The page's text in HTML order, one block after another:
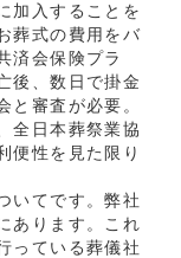
加入することを
葬式の費用をバ
済会保険プラ
後、数日で掛金
と審査が必要。
全日本葬祭業協
便性を見た限り
いてです。弊社
あります。これ
っている葬儀社